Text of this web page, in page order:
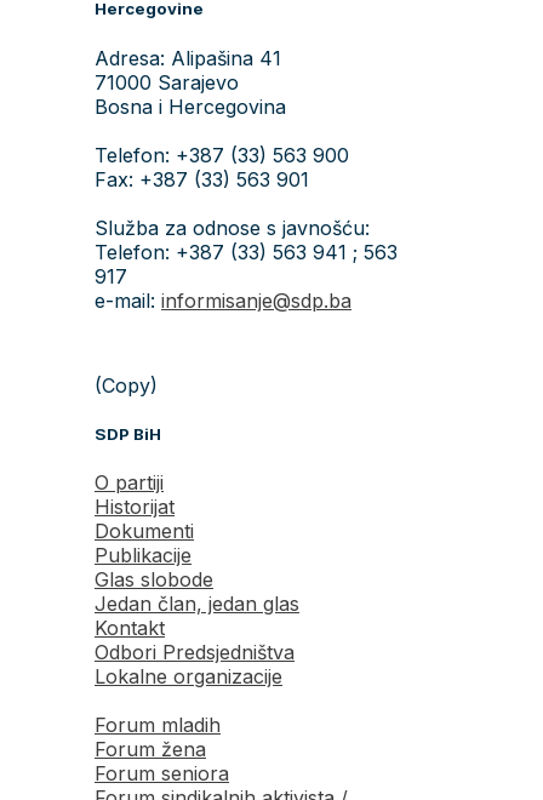
Hercegovine
Adresa: Alipašina 41
71000 Sarajevo
Bosna i Hercegovina
Telefon: +387 (33) 563 900
Fax: +387 (33) 563 901
Služba za odnose s javnošću:
Telefon: +387 (33) 563 941 ; 563
917
e-mail: informisanje@sdp.ba
(Copy)
SDP BiH
O partiji
Historijat
Dokumenti
Publikacije
Glas slobode
Jedan član, jedan glas
Kontakt
Odbori Predsjedništva
Lokalne organizacije
Forum mladih
Forum žena
Forum seniora